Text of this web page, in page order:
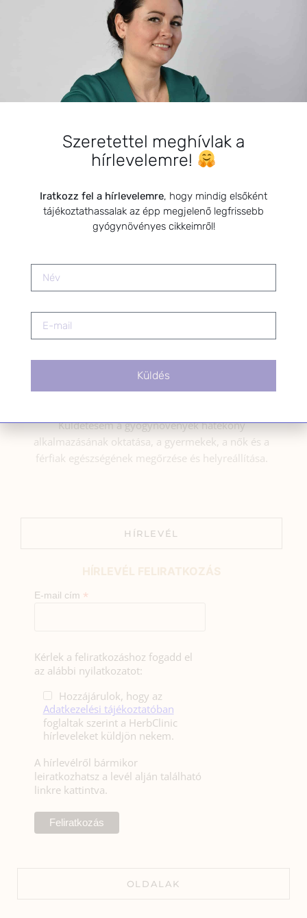
2025.09.08.
Természetgyógyász a családban –
Nők kézikönyve – Ciklusok
könyvbemutatója
2022.02.21.
SZARVAS NIKI
BEMUTATKOZÁS
Sziasztok! Szarvas Niki vagyok, a HerbClinic alapítója,
Küldetésem a gyógynövények hatékony
alkalmazásának oktatása, a gyermekek, a nők és a
férfiak egészségének megőrzése és helyreállítása.
HÍRLEVÉL
E-mail cím *
Kérlek a feliratkozáshoz fogadd el
az alábbi nyilatkozatot:
Hozzájárulok, hogy az
Adatkezelési tájékoztatóban
foglaltak szerint a HerbClinic
hírleveleket küldjön nekem.
A hírlevélről bármikor
leiratkozhatsz a levél alján található
linkre kattintva.
OLDALAK
Szeretettel meghívlak a
hírlevelemre!
Iratkozz fel a hírlevelemre, hogy mindig elsőként
tájékoztathassalak az épp megjelenő legfrissebb
gyógynövényes cikkeimről!
Küldés